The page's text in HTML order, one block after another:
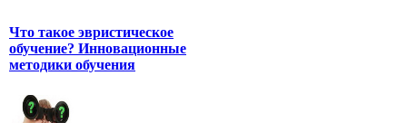
Что такое эвристическое
обучение? Инновационные
методики обучения